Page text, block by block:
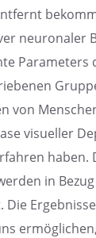
neuro­na­ler
Parame­ters
von
visuel­ler
haben.
in
Die